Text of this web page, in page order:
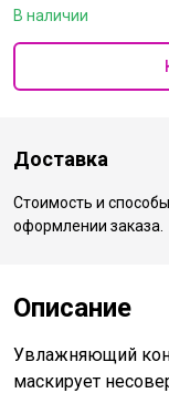
В наличии
Доставка
Стоимость и
оформлении заказа.
Описание
Увлажняющий
маскирует